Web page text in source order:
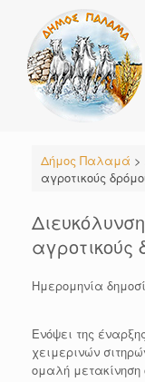
content
Δήμος Παλαμά >
αγροτικούς
αγροτικούς
Ημερομηνία
Ενόψει της
χειμερινών
ομαλή